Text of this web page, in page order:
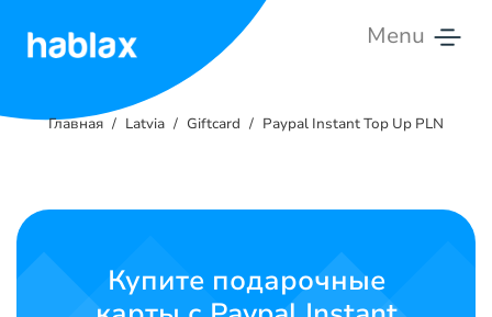
Menu
Тарифы
Свяжитесь
Главная Latvia Giftcard Paypal Instant Top Up PLN
Купите подарочные